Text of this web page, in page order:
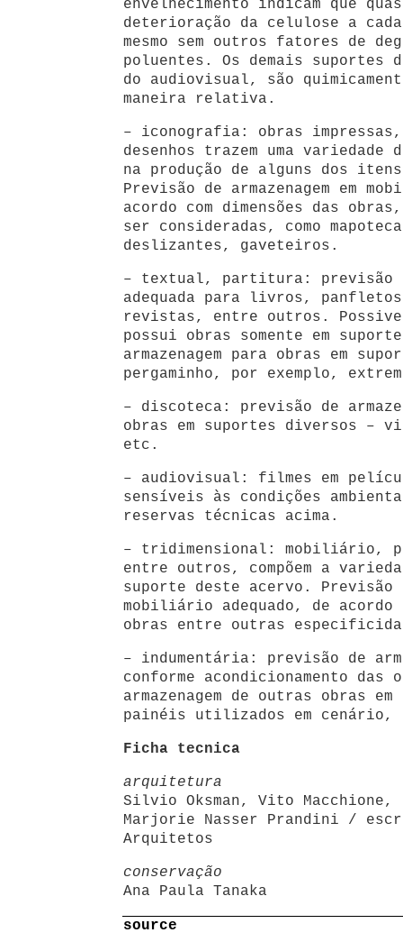
envelhecimento indicam que
deterioração da celulose a cada
mesmo sem outros fatores de
poluentes. Os demais suportes
do audiovisual, são
maneira relativa.
– iconografia: obras
desenhos trazem uma variedade
na produção de alguns dos
Previsão de armazenagem em
acordo com dimensões das
ser consideradas, como
deslizantes, gaveteiros.
– textual, partitura: previsão de
adequada para livros,
revistas, entre outros.
possui obras somente em
armazenagem para obras em
pergaminho, por exemplo,
– discoteca: previsão de
obras em suportes diversos –
etc.
– audiovisual: filmes em
sensíveis às condições
reservas técnicas acima.
– tridimensional: mobiliário,
entre outros, compõem a
suporte deste acervo. Previsão
mobiliário adequado, de acordo
obras entre outras
– indumentária: previsão de
conforme acondicionamento das
armazenagem de outras obras
painéis utilizados em cenário,
Ficha tecnica
arquitetura
Silvio Oksman, Vito
Marjorie Nasser Prandini /
Arquitetos
conservação
Ana Paula Tanaka
source